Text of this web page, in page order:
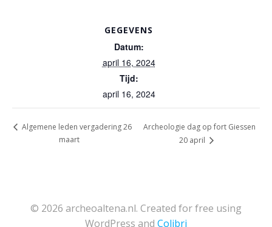
GEGEVENS
Datum:
april 16, 2024
Tijd:
april 16, 2024
Algemene leden vergadering 26
maart
Archeologie dag op fort Giessen
20 april
© 2026 archeoaltena.nl. Created for free using
WordPress and Colibri